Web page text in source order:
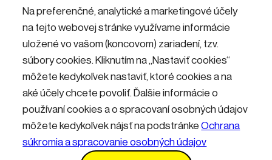
Na preferenčné, analytické a marketingové účely
na tejto webovej stránke využívame informácie
uložené vo vašom (koncovom) zariadení, tzv.
súbory cookies. Kliknutím na „Nastaviť cookies“
môžete kedykoľvek nastaviť, ktoré cookies a na
aké účely chcete povoliť. Ďalšie informácie o
používaní cookies a o spracovaní osobných údajov
môžete kedykoľvek nájsť na podstránkeOchrana
súkromia a spracovanie osobných údajov
Posledne upravené - 7. 1. 2026, 09:49
Zmeny v obsahu vyhradené
Kontakty Informácie pre návštevníkov